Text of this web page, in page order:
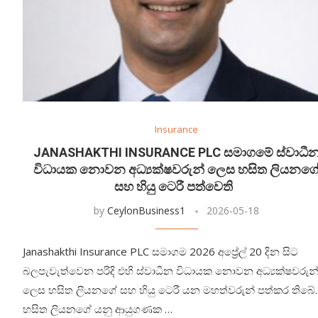
Insurance
JANASHAKTHI INSURANCE PLC සමාගමේ
විධායක නොවන අධ්‍යක්ෂවරුන් ලෙස හසිත
සහ හියු ටෙරී පත්වෙති
byCeylonBusiness1 2026-05-18
Janashakthi Insurance PLC සමාගම 2026 අප්‍රේල් 20 දින සිට
බලපැවැත්වෙන පරිදි එහි ස්වාධීන විධායක නොවන අධ්‍යක්ෂවරුන්
ලෙස හසිත ලියනගේ සහ හියු ටෙරී යන මහත්වරුන් පත්කර තිබේ.
හසිත ලියනගේ යනු ආයුගණක …